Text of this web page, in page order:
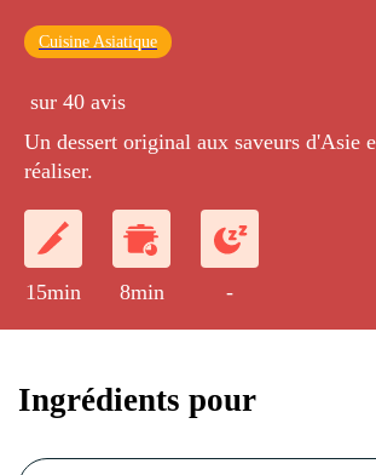
Cuisine Asiatique
sur 40 avis
Un dessert original aux saveurs d'Asie
réaliser.
15min 8min -
Ingrédients pour